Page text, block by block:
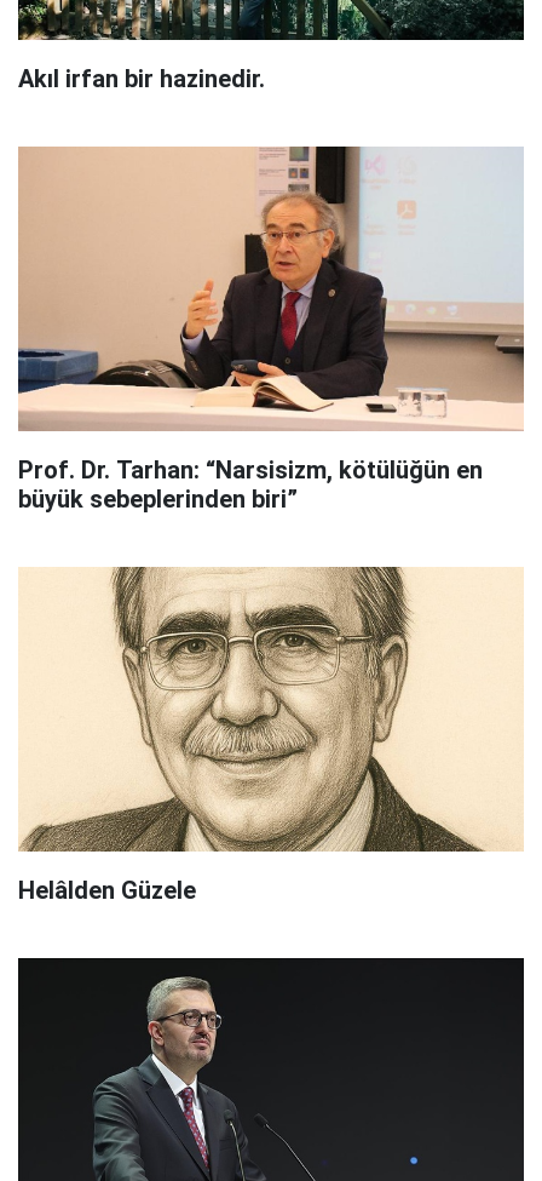
Akıl irfan bir hazinedir.
Prof. Dr. Tarhan: “Narsisizm, kötülüğün en
büyük sebeplerinden biri”
Helâlden Güzele